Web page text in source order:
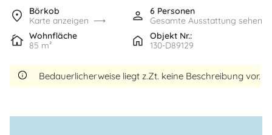
-
Börkob
Karte anzeigen
6 Personen
Gesamte Ausstattung sehen
Wohnfläche
85 m²
Objekt Nr.:
130-D89129
Bedauerlicherweise liegt z.Zt. keine Beschreibung vor.